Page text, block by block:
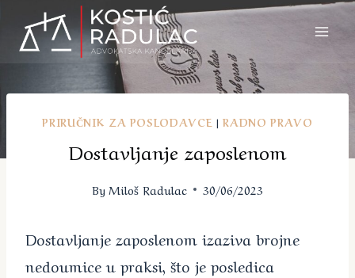
PRIRUČNIK ZA POSLODAVCE |RADNO PRAVO
Dostavljanje zaposlenom
By Miloš Radulac 30/06/2023
Dostavljanje zaposlenom izaziva brojne
nedoumice u praksi, što je posledica